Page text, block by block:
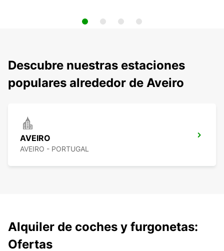
Descubre nuestras estaciones
populares alrededor de Aveiro
AVEIRO
AVEIRO - PORTUGAL
Alquiler de coches y furgonetas:
Ofertas